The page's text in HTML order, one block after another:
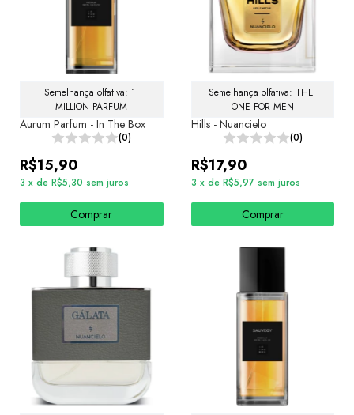
Semelhança olfativa: 1
MILLION PARFUM
Aurum Parfum - In The Box
(0)
R$15,90
3 x de R$5,30 sem juros
Comprar
Semelhança olfativa: THE
ONE FOR MEN
Hills - Nuancielo
(0)
R$17,90
3 x de R$5,97 sem juros
Comprar